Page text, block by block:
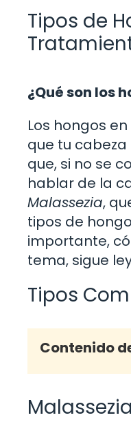
Tipos de
¿Qué son los
Los hongos
que tu
que, si no se
hablar de la
Malassezia,
tipos de
importante,
tema, sigue
Tipos
Contenido
Malassezia